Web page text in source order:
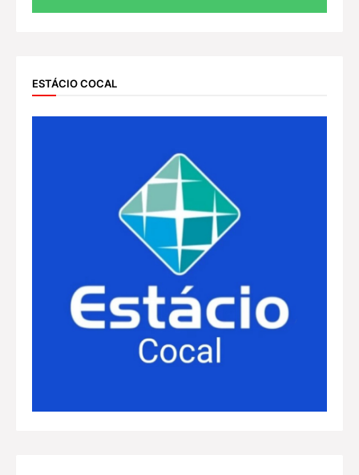
ESTÁCIO COCAL